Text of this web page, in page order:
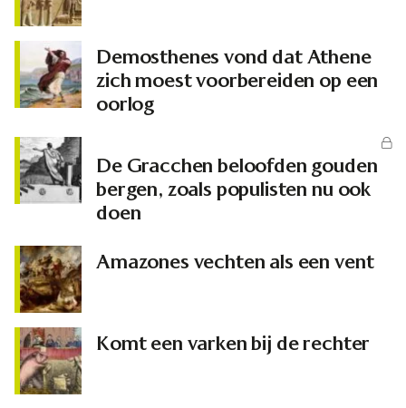
Demosthenes vond dat Athene
zich moest voorbereiden op een
oorlog
De Gracchen beloofden gouden
bergen, zoals populisten nu ook
doen
Amazones vechten als een vent
Komt een varken bij de rechter